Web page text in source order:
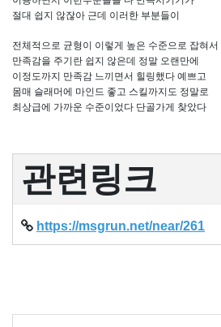
절대 쉽지 않잖아 근데 이러한 부분들이
전체적으로 균형이 이렇게 높은 수준으로 잡혀서
만족감을 주기란 쉽지 않은데 정말 오랜만에
이정도까지 만족감 느끼면서 힐링했다 예쁘고
몸매 슬래머에 마인드 좋고 스킬까지도 정말로
최상급에 가까운 수준이었다 단골가게 찾았다
관련링크
https://msgrun.net/near/261